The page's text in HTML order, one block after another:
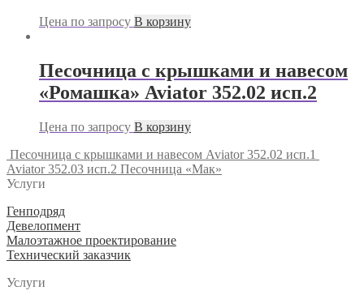
Цена по запросу В корзину
Песочница с крышками и навесом
«Ромашка» Aviator 352.02 исп.2
Цена по запросу В корзину
Песочница с крышками и навесом Aviator 352.02 исп.1
Aviator 352.03 исп.2 Песочница «Мак»
Услуги
Генподряд
Девелопмент
Малоэтажное проектирование
Технический заказчик
Услуги